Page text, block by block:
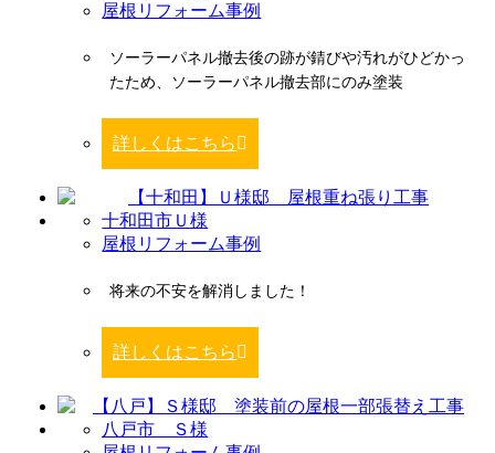
屋根リフォーム事例
ソーラーパネル撤去後の跡が錆びや汚れがひどかっ
たため、ソーラーパネル撤去部にのみ塗装
詳しくはこちら
十和田市Ｕ様
屋根リフォーム事例
将来の不安を解消しました！
詳しくはこちら
八戸市 Ｓ様